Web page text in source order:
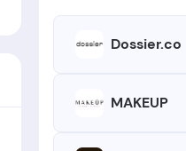
Dossier.co
MAKEUP